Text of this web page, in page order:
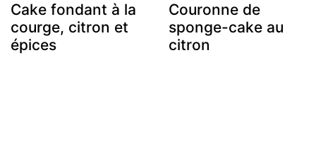
Cake fondant à la
courge, citron et
épices
Couronne de
sponge-cake au
citron